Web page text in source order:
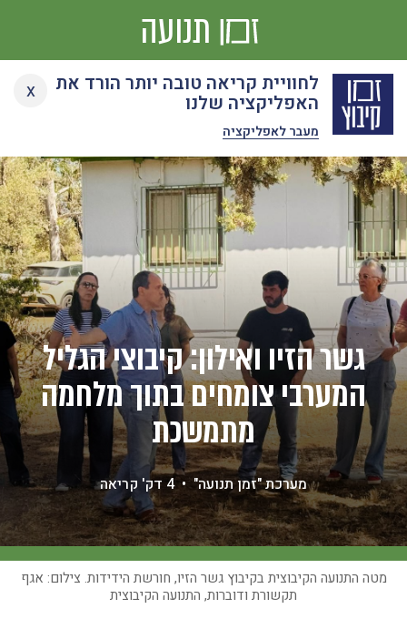
לחוויית קריאה טובה יותר הורד את
האפליקציה שלנו
מעבר לאפליקציה
x
Skip
content
תנועה
גשר הזיו ואילון: קיבוצי הגליל
המערבי צומחים בתוך מלחמה
מתמשכת
מערכת "זמן תנועה" • 4 דק' קריאה
מטה התנועה הקיבוצית בקיבוץ גשר הזיו, חורשת הידידות. צילום: אגף
תקשורת ודוברות, התנועה הקיבוצית